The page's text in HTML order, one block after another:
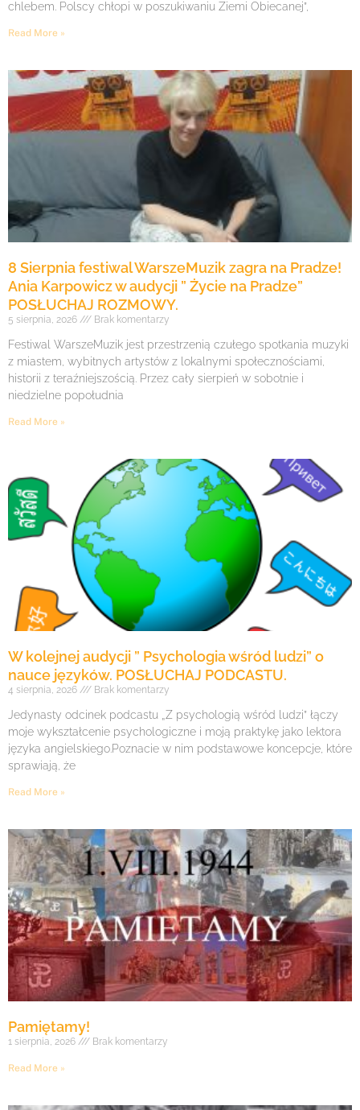
chlebem. Polscy chłopi w poszukiwaniu Ziemi Obiecanej”,
Read More »
8 Sierpnia festiwal WarszeMuzik zagra na Pradze!
Ania Karpowicz w audycji ” Życie na Pradze”
POSŁUCHAJ ROZMOWY.
5 sierpnia, 2026 Brak komentarzy
Festiwal WarszeMuzik jest przestrzenią czułego spotkania muzyki
z miastem, wybitnych artystów z lokalnymi społecznościami,
historii z teraźniejszością. Przez cały sierpień w sobotnie i
niedzielne popołudnia
Read More »
W kolejnej audycji ” Psychologia wśród ludzi” o
nauce języków. POSŁUCHAJ PODCASTU.
4 sierpnia, 2026 Brak komentarzy
Jedynasty odcinek podcastu „Z psychologią wśród ludzi” łączy
moje wykształcenie psychologiczne i moją praktykę jako lektora
języka angielskiego.Poznacie w nim podstawowe koncepcje, które
sprawiają, że
Read More »
Pamiętamy!
1 sierpnia, 2026 Brak komentarzy
Read More »